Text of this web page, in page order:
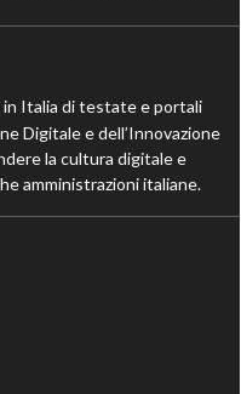
Italia di testate e portali
Digitale e dell’Innovazione
la cultura digitale e
amministrazioni italiane.